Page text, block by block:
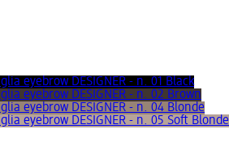
eyebrow DESIGNER - n. 01 Black
eyebrow DESIGNER - n. 02 Brown
eyebrow DESIGNER - n. 04 Blonde
eyebrow DESIGNER - n. 05 Soft Blonde